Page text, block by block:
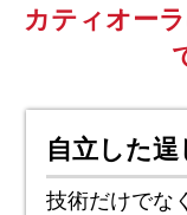
カティオー
自立した
技術だけでな